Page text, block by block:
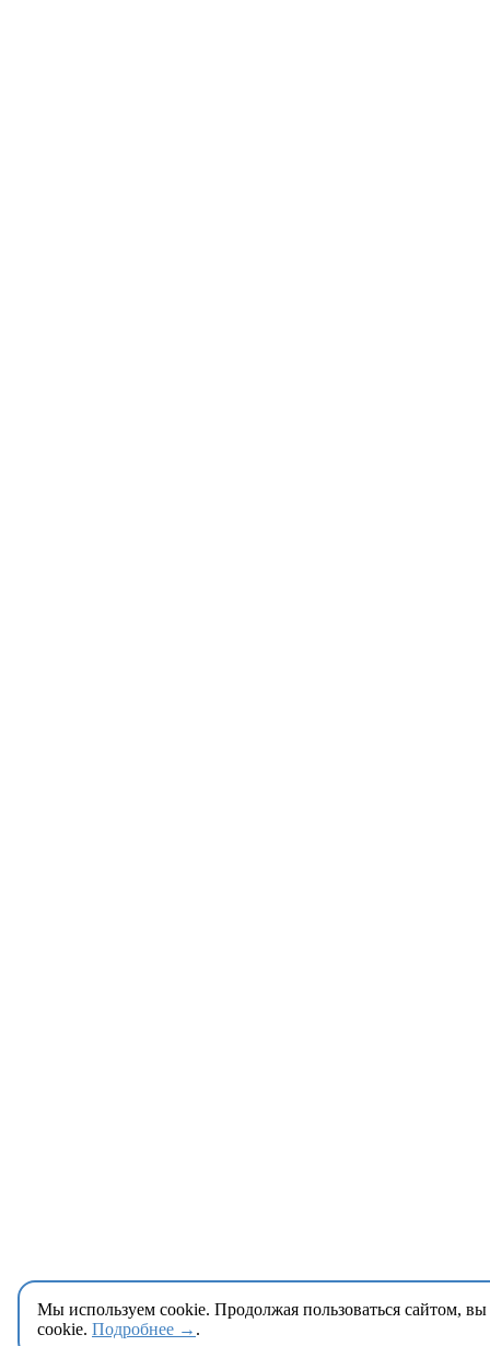
Мы используем cookie. Продолжая пользоваться сайтом, вы
cookie. Подробнее → .